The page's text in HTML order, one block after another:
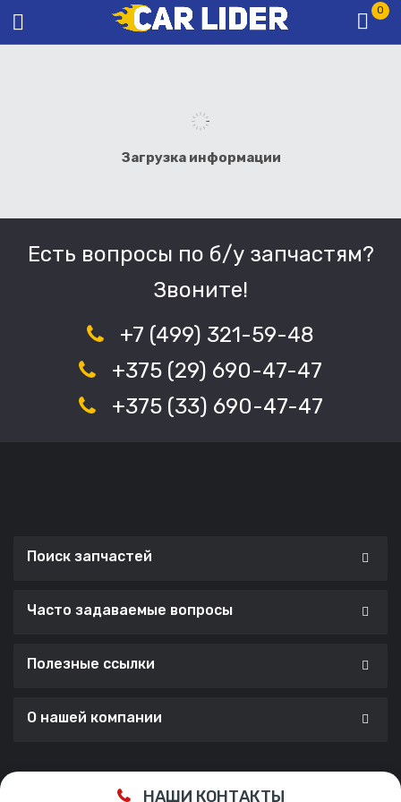
0
Загрузка информации
Есть вопросы по б/у запчастям?
Звоните!
+7 (499) 321-59-48
+375 (29) 690-47-47
+375 (33) 690-47-47
Поиск запчастей
Часто задаваемые вопросы
Полезные ссылки
О нашей компании
Сделано с ❤️ вCherry Lab Agency
НАШИ КОНТАКТЫ